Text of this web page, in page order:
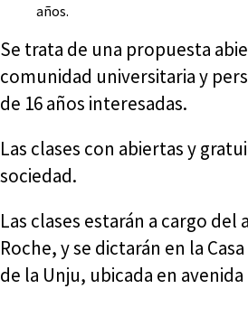
años.
Se trata de una propuesta
comunidad universitaria y
de 16 años interesadas.
Las clases con abiertas y
sociedad.
Las clases estarán a cargo
Roche, y se dictarán en la
de la Unju, ubicada en avenida